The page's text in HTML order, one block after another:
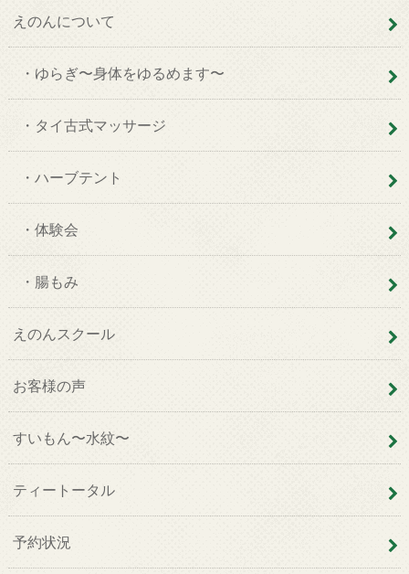
えのんについて
・ゆらぎ〜身体をゆるめます〜
・タイ古式マッサージ
・ハーブテント
・体験会
・腸もみ
えのんスクール
お客様の声
すいもん〜水紋〜
ティートータル
予約状況